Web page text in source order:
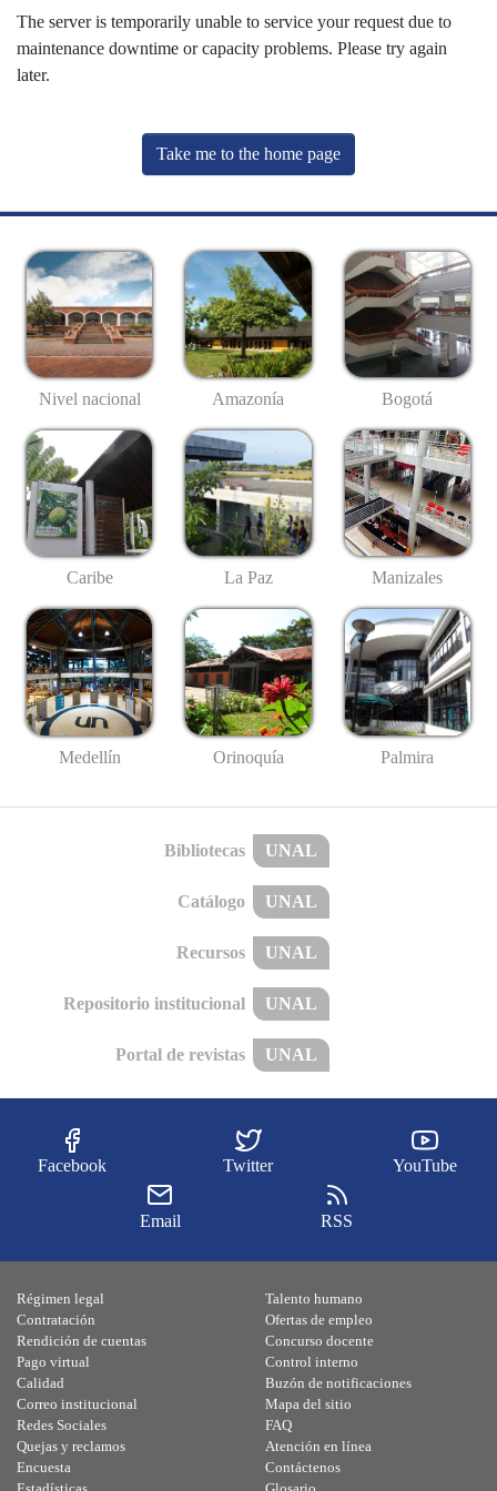
The server is temporarily unable to service your request due to
maintenance downtime or capacity problems. Please try again
later.
Take me to the home page
Nivel nacional Amazonía Bogotá
Caribe La Paz Manizales
Medellín Orinoquía Palmira
Bibliotecas UNAL
Catálogo UNAL
Recursos UNAL
Repositorio institucional UNAL
Portal de revistas UNAL
Facebook Twitter YouTube
Email RSS
Régimen legal
Contratación
Rendición de cuentas
Pago virtual
Calidad
Talento humano
Ofertas de empleo
Concurso docente
Control interno
Buzón de notificaciones
Correo institucional
Redes Sociales
Quejas y reclamos
Encuesta
Mapa del sitio
FAQ
Atención en línea
Contáctenos